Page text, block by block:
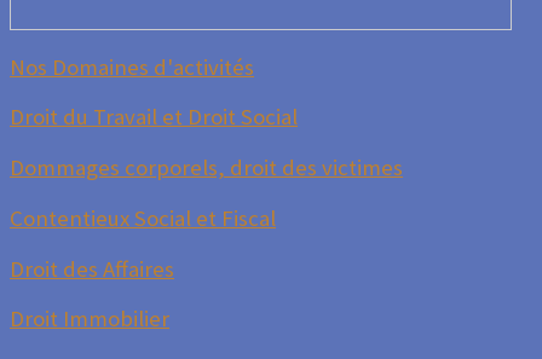
Nos Domaines d'activités
Droit du Travail et Droit Social
Dommages corporels, droit des victimes
Contentieux Social et Fiscal
Droit des Affaires
Droit Immobilier